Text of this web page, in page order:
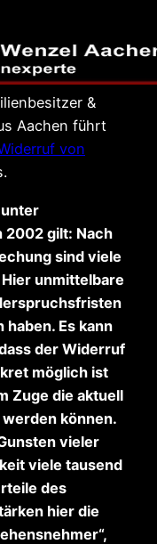
&
Aachen führt
von
2002 gilt: Nach
sind viele
unmittelbare
Es kann
der Widerruf
möglich ist
Zuge die aktuell
können.
vieler
viele tausend
des
hier die